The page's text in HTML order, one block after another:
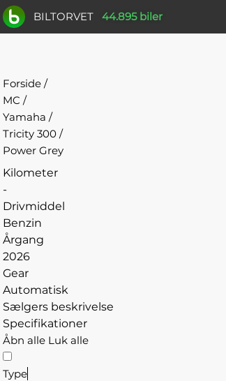
BILTORVET 44.895 biler
Forside /
MC /
Yamaha /
Tricity 300 /
Power Grey
Kilometer
-
Drivmiddel
Benzin
Årgang
2026
Gear
Automatisk
Sælgers beskrivelse
Specifikationer
Åbn alle Luk alle
Type